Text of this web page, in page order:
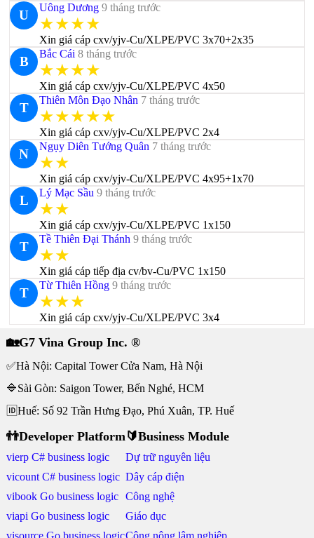
U
Uông Dương 9 tháng trước
★★★★
Xin giá cáp cxv/yjv-Cu/XLPE/PVC 3x70+2x35
B
Bắc Cái 8 tháng trước
★★★★
Xin giá cáp cxv/yjv-Cu/XLPE/PVC 4x50
T
Thiên Môn Đạo Nhân 7 tháng trước
★★★★★
Xin giá cáp cxv/yjv-Cu/XLPE/PVC 2x4
N
Ngụy Diên Tướng Quân 7 tháng trước
★★
Xin giá cáp cxv/yjv-Cu/XLPE/PVC 4x95+1x70
L
Lý Mạc Sầu 9 tháng trước
★★
Xin giá cáp cxv/yjv-Cu/XLPE/PVC 1x150
T
Tề Thiên Đại Thánh 9 tháng trước
★★
Xin giá cáp tiếp địa cv/bv-Cu/PVC 1x150
T
Từ Thiên Hồng 9 tháng trước
★★★
Xin giá cáp cxv/yjv-Cu/XLPE/PVC 3x4
🏡G7 Vina Group Inc. ®
✅Hà Nội: Capital Tower Cửa Nam, Hà Nội
🔷Sài Gòn: Saigon Tower, Bến Nghé, HCM
🆔Huế: Số 92 Trần Hưng Đạo, Phú Xuân, TP. Huế
👬Developer Platform
vierp C# business logic
vicount C# business logic
vibook Go business logic
viapi Go business logic
visource Go business logic
🔰Business Module
Dự trữ nguyên liệu
Dây cáp điện
Công nghệ
Giáo dục
Công nông lâm nghiệp